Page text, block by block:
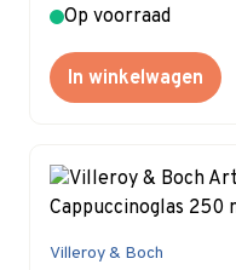
Op voorraad
In winkelwagen
Villeroy & Boch